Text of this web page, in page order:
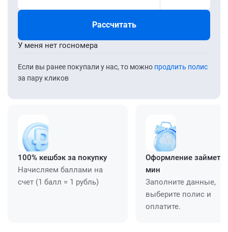
Рассчитать
Если вы ранее покупали у нас, то можно продлить полис
за пару кликов
У меня нет госномера
100% кешбэк за покупку
Начисляем баллами на
счет (1 балл = 1 рубль)
Оформление займет
мин
Заполните данные,
выберите полис и
оплатите.